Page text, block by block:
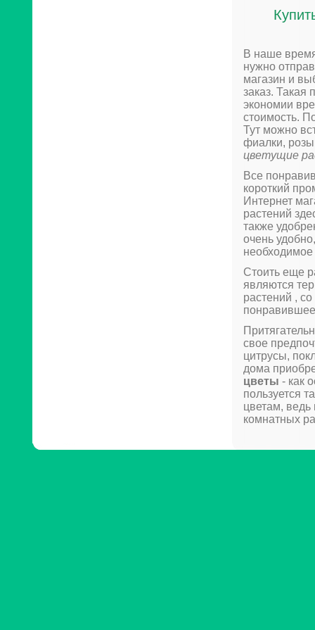
В наше
нужно
магазин и
заказ. Такая
экономии
стоимость.
Тут можно
фиалки,
цветущие
Все
короткий
Интернет
растений
также
очень
Стоить еще
являются
растений ,
свое
цитрусы,
дома
цветы - как
пользуется
цветам, ведь
комнатных